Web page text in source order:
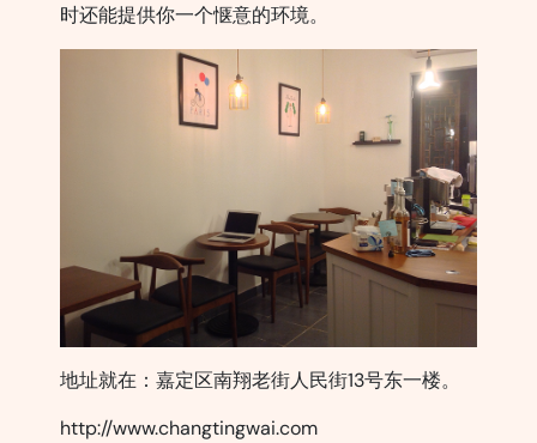
时还能提供你一个惬意的环境。
地址就在：嘉定区南翔老街人民街13号东一楼。
http://www.changtingwai.com